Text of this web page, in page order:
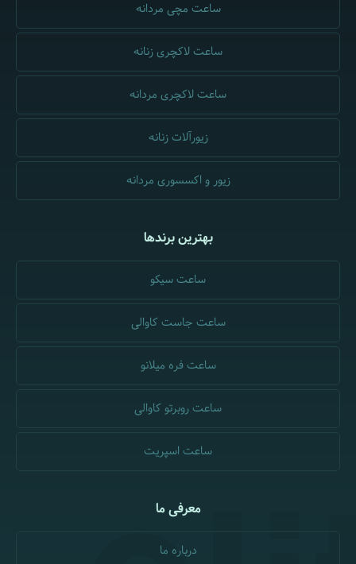
ساعت مچی مردانه
ساعت لاکچری زنانه
ساعت لاکچری مردانه
زیورآلات زنانه
زیور و اکسسوری مردانه
بهترین برندها
ساعت سیکو
ساعت جاست کاوالی
ساعت فره میلانو
ساعت روبرتو کاوالی
ساعت اسپریت
معرفی ما
درباره ما